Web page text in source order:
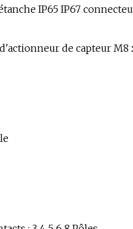
IP65 IP67
de capteur